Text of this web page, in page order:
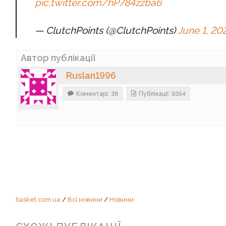
pic.twitter.com/hP784zzba6
— ClutchPoints (@ClutchPoints)June 1,
Автор публікації
Ruslan1996
Коментарі: 38 Публікації: 9354
basket.com.ua/ Всі новини / Новини